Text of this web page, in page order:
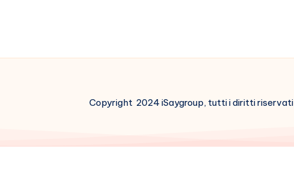
Copyright 2024 iSaygroup, tutti i diritti riservati